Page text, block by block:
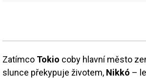
Zatímco Tokio coby hlavní město
slunce překypuje životem, Nikkó –